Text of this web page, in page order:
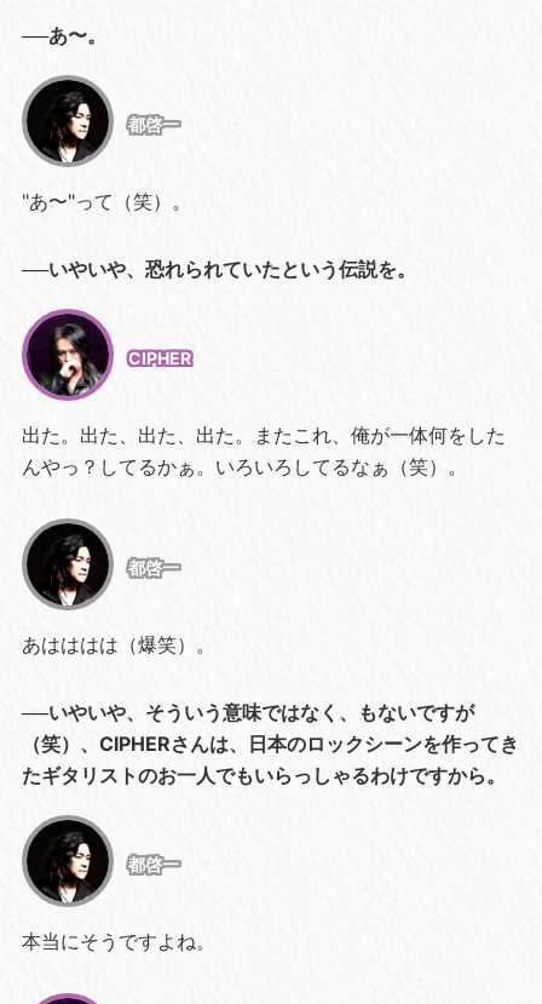
──あ〜。
都啓一
"あ〜"って（笑）。
──いやいや、恐れられていたという伝説を。
CIPHER
出た。出た、出た、出た。またこれ、俺が一体何をした
んやっ？してるかぁ。いろいろしてるなぁ（笑）。
都啓一
あはははは（爆笑）。
──いやいや、そういう意味ではなく、もないですが
（笑）、CIPHERさんは、日本のロックシーンを作ってき
たギタリストのお一人でもいらっしゃるわけですから。
都啓一
本当にそうですよね。